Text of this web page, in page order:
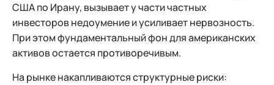
США по Ирану, вызывает у части частных
инвесторов недоумение и усиливает нервозность.
При этом фундаментальный фон для американских
активов остается противоречивым.
На рынке накапливаются структурные риски: